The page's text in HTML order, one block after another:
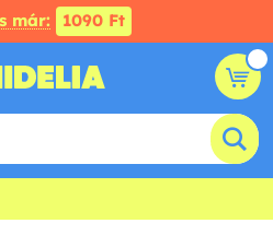
már: 1090 Ft